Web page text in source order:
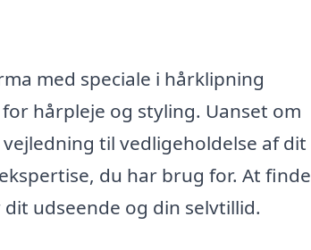
med speciale i hårklipning
hårpleje og styling. Uanset om
til vedligeholdelse af dit
du har brug for. At finde
udseende og din selvtillid.